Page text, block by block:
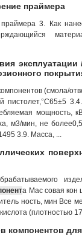
праймера
3. Как
эксплуатации
(смола/
пистолет,°С65±5
мощность,
м3/мин, не
3.9. Масса, ...
а Мас совая кон
ность, мин Все
(плотностью
компонентов